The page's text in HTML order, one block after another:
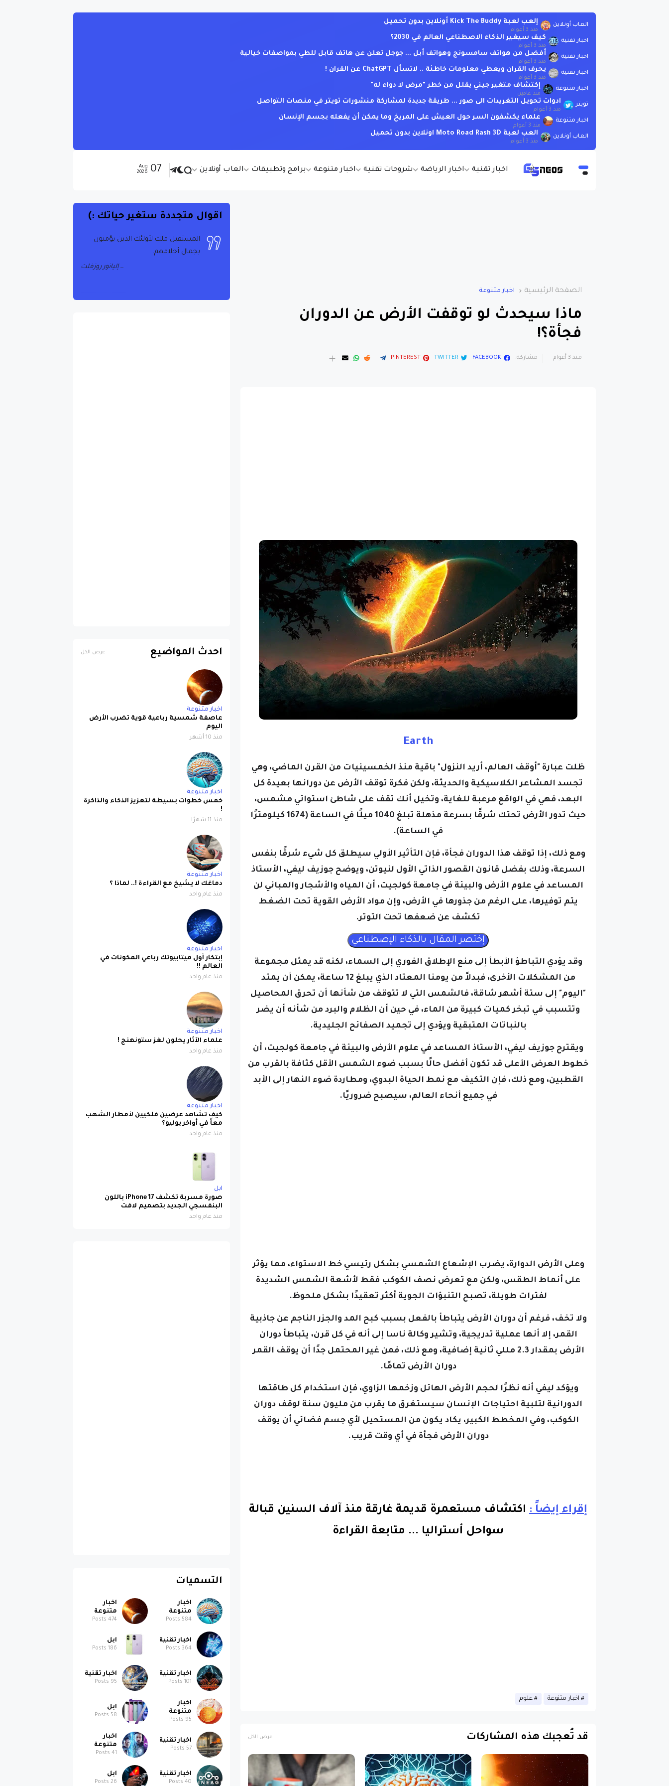
اخبار تقنية اخبار الرياضة شروحات تقنية اخبار متنوعة برامج وتطبيقات العاب أونلاين 07
Aug
2026
العاب أونلاين إلعب لعبة Kick The Buddy أونلاين بدون تحميل
منذ 3 أعوام
اخبار تقنية كيف سيغير الذكاء الاصطناعي العالم في 2030؟
منذ 3 أعوام
اخبار تقنية أفضل من هواتف سامسونج وهواتف أبل ... جوجل تعلن عن هاتف قابل للطي بمواصفات خيالية
منذ 3 أعوام
اخبار تقنية يحرف القران ويعطي معلومات خاطئة .. لاتسأل ChatGPT عن القران !
منذ 3 أعوام
اخبار متنوعة إكتشاف متغير جيني يقلل من خطر "مرض لا دواء له"
منذ عامين
تويتر ادوات تحويل التغريدات الى صور ... طريقة جديدة لمشاركة منشورات تويتر في منصات التواصل
منذ 3 أعوام
اخبار متنوعة علماء يكشفون السر حول العيش على المريخ وما يمكن أن يفعله بجسم الإنسان
منذ 3 أعوام
العاب أونلاين العب لعبة Moto Road Rash 3D اونلاين بدون تحميل
منذ 3 أعوام
الصفحة الرئيسية اخبار متنوعة
ماذا سيحدث لو توقفت الأرض عن الدوران
فجأة؟!
منذ 3 أعوام مشاركة: FACEBOOK
TWITTER
PINTEREST
Earth
ظلت عبارة "أوقف العالم، أريد النزول" باقية منذ الخمسينيات من القرن الماضي، وهي
تجسد المشاعر الكلاسيكية والحديثة، ولكن فكرة توقف الأرض عن دورانها بعيدة كل
البعد، فهي في الواقع مرعبة للغاية، وتخيل أنك تقف على شاطئ استوائي مشمس،
حيث تدور الأرض تحتك شرقًا بسرعة مذهلة تبلغ 1040 ميلًا في الساعة (1674 كيلومترًا
في الساعة).
ومع ذلك، إذا توقف هذا الدوران فجأة، فإن التأثير الأولي سيطلق كل شيء شرقًا بنفس
السرعة، وذلك بفضل قانون القصور الذاتي الأول لنيوتن، ويوضح جوزيف ليفي، الأستاذ
المساعد في علوم الأرض والبيئة في جامعة كولجيت، أن المياه والأشجار والمباني لن
يتم توفيرها، على الرغم من جذورها في الأرض، وإن مواد الأرض القوية تحت الضغط
تكشف عن ضعفها تحت التوتر.
وقد يؤدي التباطؤ الأبطأ إلى منع الإطلاق الفوري إلى السماء، لكنه قد يمثل مجموعة
من المشكلات الأخرى،
فبدلاً من يومنا المعتاد الذي يبلغ 12 ساعة، يمكن أن يمتد
"اليوم" إلى ستة أشهر شاقة، فالشمس التي لا تتوقف من شأنها أن تحرق المحاصيل
وتتسبب في تبخر كميات كبيرة من الماء، في حين أن الظلام والبرد من شأنه أن يضر
بالنباتات المتبقية ويؤدي إلى تجميد الصفائح الجليدية.
ويقترح جوزيف ليفي، الأستاذ المساعد في علوم الأرض والبيئة في جامعة كولجيت، أن
خطوط العرض الأعلى قد تكون أفضل حالًا بسبب ضوء الشمس الأقل كثافة بالقرب من
القطبين، ومع ذلك، فإن التكيف مع نمط الحياة البدوي، ومطاردة ضوء النهار إلى الأبد
في جميع أنحاء العالم، سيصبح ضروريًا.
وعلى الأرض الدوارة، يضرب الإشعاع الشمسي بشكل رئيسي خط الاستواء، مما يؤثر
على أنماط الطقس، ولكن مع تعرض نصف الكوكب فقط لأشعة الشمس الشديدة
لفترات طويلة، تصبح التنبؤات الجوية أكثر تعقيدًا بشكل ملحوظ.
ولا تخف، فرغم أن دوران الأرض يتباطأ بالفعل بسبب كبح المد والجزر الناجم عن جاذبية
القمر، إلا أنها عملية تدريجية، وتشير وكالة ناسا إلى أنه في كل قرن، يتباطأ دوران
الأرض بمقدار 2.3 مللي ثانية إضافية،
ومع ذلك، فمن غير المحتمل جدًا أن يوقف القمر
دوران الأرض تمامًا.
ويؤكد ليفي أنه نظرًا لحجم الأرض الهائل وزخمها الزاوي، فإن استخدام كل طاقتها
الدورانية لتلبية احتياجات الإنسان سيستغرق ما يقرب من مليون سنة لوقف دوران
الكوكب، وفي المخطط الكبير، يكاد يكون من المستحيل لأي جسم فضائي أن يوقف
دوران الأرض فجأة في أي وقت قريب.
إقراء إيضاً : اكتشاف مستعمرة قديمة غارقة منذ آلاف السنين قبالة
سواحل أستراليا ... متابعة القراءة
اخبار متنوعة علوم
قد تُعجبك هذه المشاركات عرض الكل
اقوال متجددة ستغير حياتك :)
المستقبل ملك لأولئك الذين يؤمنون
بجمال أحلامهم.
إليانور روزفلت
احدث المواضيع عرض الكل
اخبار متنوعة
عاصفة شمسية رباعية قوية تضرب الأرض
اليوم
منذ 10 أشهر
اخبار متنوعة
خمس خطوات بسيطة لتعزيز الذكاء والذاكرة
!
منذ 11 شهرًا
اخبار متنوعة
دماغك لا يشيخ مع القراءة !.. لماذا ؟
منذ عام واحد
اخبار متنوعة
إبتكار أول ميتابيوتك رباعي المكونات في
العالم !!
منذ عام واحد
اخبار متنوعة
علماء الآثار يحلون لغز ستونهنج !
منذ عام واحد
اخبار متنوعة
كيف تشاهد عرضين فلكيين لأمطار الشهب
معاً في أواخر يوليو؟
منذ عام واحد
ابل
صورة مسربة تكشف iPhone 17 باللون
البنفسجي الجديد بتصميم لافت
منذ عام واحد
التسميات
اخبار
متنوعة
584
اخبار
متنوعة
474
اخبار تقنية
364
ابل
186
اخبار تقنية
101
اخبار تقنية
95
اخبار
متنوعة
95
ابل
58
اخبار تقنية
57
اخبار
متنوعة
41
اخبار تقنية
40
ابل
26